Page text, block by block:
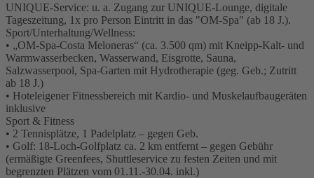
UNIQUE-Service: u. a. Zugang zur UNIQUE-Lounge, digitale
Tageszeitung, 1x pro Person Eintritt in das "OM-Spa" (ab 18 J.).
Sport/Unterhaltung/Wellness:
• „OM-Spa-Costa Meloneras“ (ca. 3.500 qm) mit Kneipp-Kalt- und
Warmwasserbecken, Wasserwand, Eisgrotte, Sauna,
Salzwasserpool, Spa-Garten mit Hydrotherapie (geg. Geb.; Zutritt
ab 18 J.)
• Hoteleigener Fitnessbereich mit Kardio- und Muskelaufbaugeräten
inklusive
Sport & Fitness
• 2 Tennisplätze, 1 Padelplatz – gegen Geb.
• Golf: 18-Loch-Golfplatz ca. 2 km entfernt – gegen Gebühr
(ermäßigte Greenfees, Shuttleservice zu festen Zeiten und mit
begrenzten Plätzen vom 01.11.-30.04. inkl.)